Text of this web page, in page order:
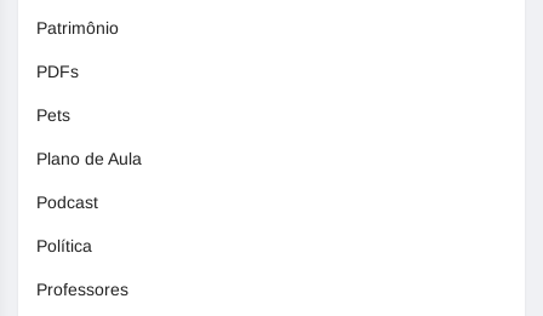
Patrimônio
PDFs
Pets
Plano de Aula
Podcast
Política
Professores